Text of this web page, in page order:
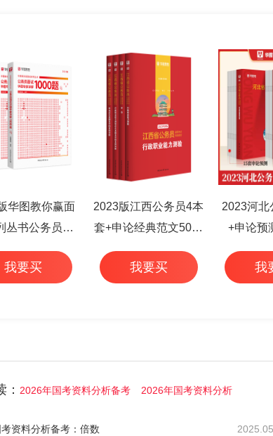
华图教你赢面
丛书公务员面
专家详解1000
（3本套）
我要买
2023版江西公务员4本
套+申论经典范文50篇
+行测高频考点 6本
我要买
2023河北
+申论预
我
： 2026年国考资料分析备考
2026年国考资料分析
资料分析备考：倍数